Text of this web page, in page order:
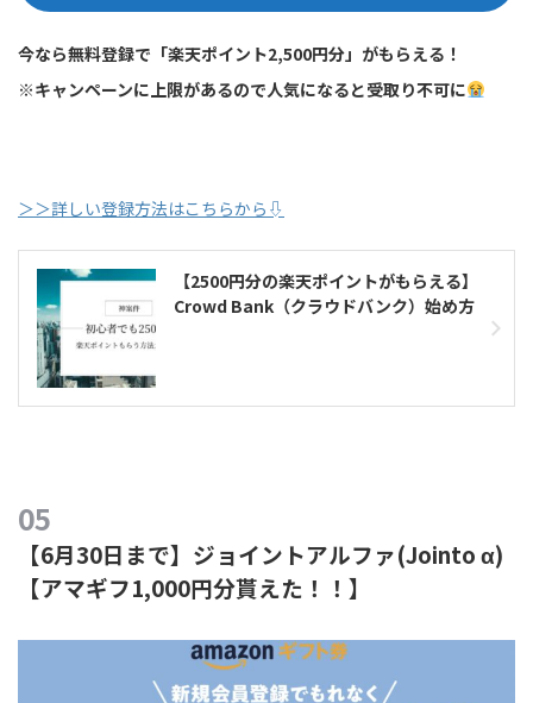
今なら無料登録で「楽天ポイント2,500円分」がもらえる！
※キャンペーンに上限があるので人気になると受取り不可に
＞＞詳しい登録方法はこちらから⇩
【2500円分の楽天ポイントがもらえる】
Crowd Bank（クラウドバンク）始め方
【6月30日まで】ジョイントアルファ(Jointo α)
【アマギフ1,000円分貰えた！！】